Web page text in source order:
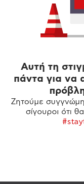
Αυτή τη
πάντα για να
Ζητούμε συγγνώμη
σίγουροι ότι